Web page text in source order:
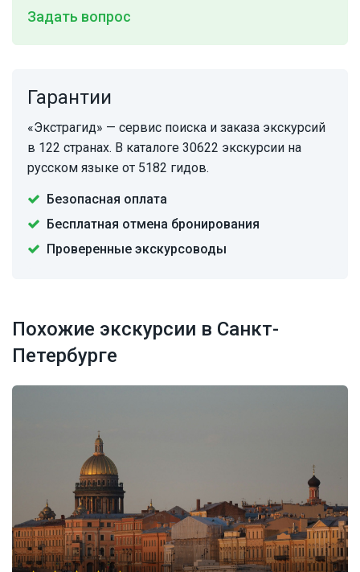
Задать вопрос
Гарантии
«Экстрагид» — сервис поиска и заказа экскурсий
в 122 странах. В каталоге 30622 экскурсии на
русском языке от 5182 гидов.
Безопасная оплата
Бесплатная отмена бронирования
Проверенные экскурсоводы
Похожие экскурсии в Санкт-
Петербурге